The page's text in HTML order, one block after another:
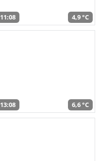
11:08 4,9 °C
13:08 6,6 °C